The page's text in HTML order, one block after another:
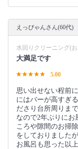
えっぴゃんさん(60代)
水回りクリーニング(
大満足です
5.00
思い出せない程前
にはバーが高すぎ
ださり台所周りま
なので2年ぶりにお
ころや隙間のお掃
をしておりました
お風呂も思った以